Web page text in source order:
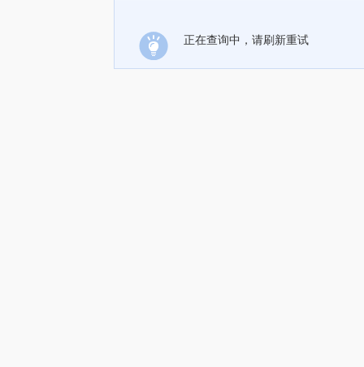
正在查询中，请刷新重试